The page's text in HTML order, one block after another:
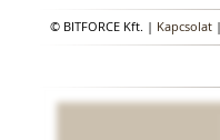
© BITFORCE Kft. | Kapcsolat |